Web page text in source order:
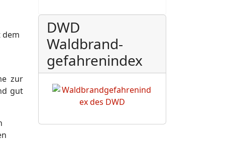
dem
zur
gut
DWD
Waldbrand-
gefahrenindex